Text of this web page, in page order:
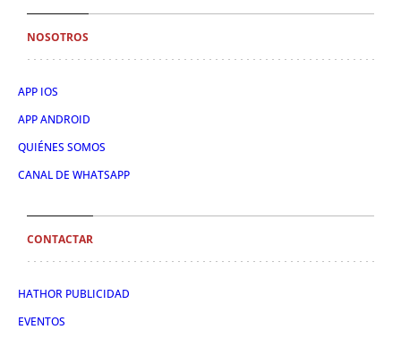
NOSOTROS
APP IOS
APP ANDROID
QUIÉNES SOMOS
CANAL DE WHATSAPP
CONTACTAR
HATHOR PUBLICIDAD
EVENTOS